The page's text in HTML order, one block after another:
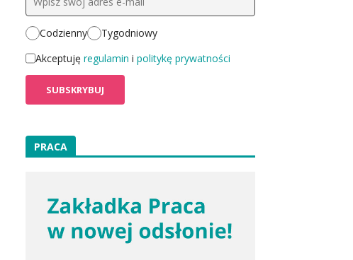
Codzienny
Tygodniowy
Akceptuję regulamin i politykę prywatności
PRACA